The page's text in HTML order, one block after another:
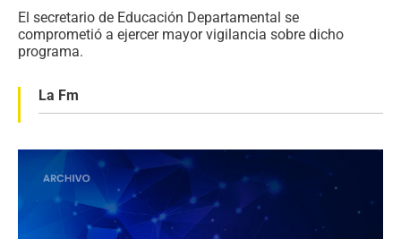
El secretario de Educación Departamental se
comprometió a ejercer mayor vigilancia sobre dicho
programa.
La Fm